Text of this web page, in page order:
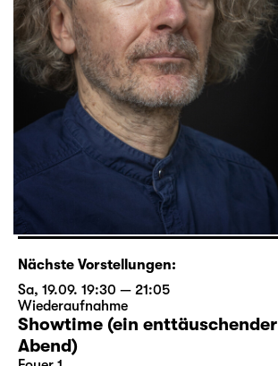
Nächste Vorstellungen:
Sa, 19.09. 19:30 — 21:05
Wiederaufnahme
Showtime (ein enttäuschender
Abend)